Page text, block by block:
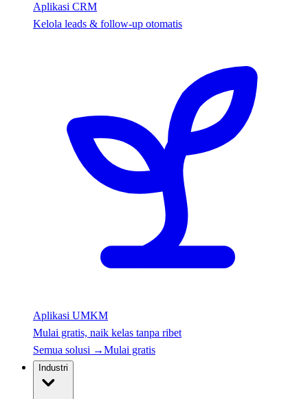
Aplikasi CRM
Kelola leads & follow-up otomatis
Aplikasi UMKM
Mulai gratis, naik kelas tanpa ribet
Semua solusi →Mulai gratis
Industri